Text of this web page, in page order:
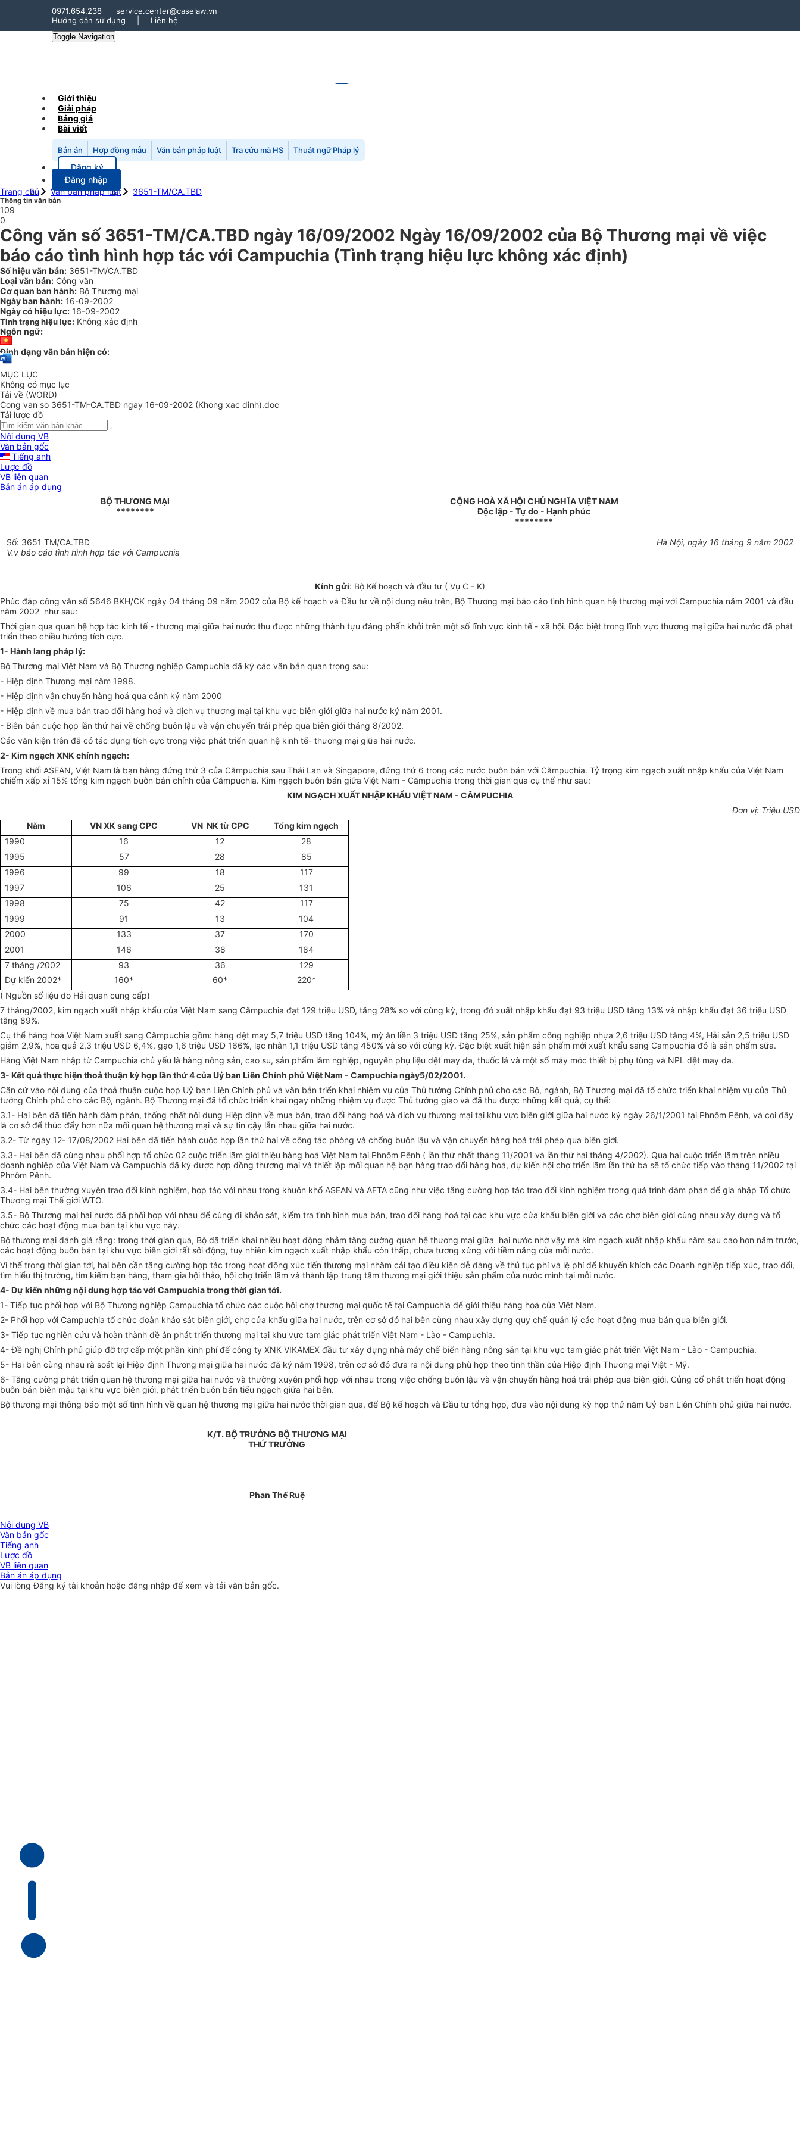
0971.654.238
service.center@caselaw.vn
Hướng dẫn sử dụng
Liên hệ
Toggle Navigation
Giới thiệu
Giải pháp
Bảng giá
Bài viết
Bản án Hợp đồng mẫu Văn bản pháp luật Tra cứu mã HS Thuật ngữ Pháp lý
Đăng ký
Đăng nhập
Trang chủ
Văn bản pháp luật 3651-TM/CA.TBD
Thông tin văn bản
109
0
Công văn số 3651-TM/CA.TBD ngày 16/09/2002 Ngày 16/09/2002 của Bộ Thương mại về việc
báo cáo tình hình hợp tác với Campuchia (Tình trạng hiệu lực không xác định)
Số hiệu văn bản: 3651-TM/CA.TBD
Loại văn bản: Công văn
Cơ quan ban hành: Bộ Thương mại
Ngày ban hành: 16-09-2002
Ngày có hiệu lực: 16-09-2002
Tình trạng hiệu lực: Không xác định
Ngôn ngữ:
Định dạng văn bản hiện có:
MỤC LỤC
Không có mục lục
Tải về (WORD)
Cong van so 3651-TM-CA.TBD ngay 16-09-2002 (Khong xac dinh).doc
Tải lược đồ
Nội dung VB
Văn bản gốc
Tiếng anh
Lược đồ
VB liên quan
Bản án áp dụng
BỘ THƯƠNG MẠI
********
CỘNG HOÀ XÃ HỘI CHỦ NGHĨA VIỆT NAM
Độc lập - Tự do - Hạnh phúc
********
Số: 3651 TM/CA.TBD
V.v báo cáo tình hình hợp tác với Campuchia
Hà Nội, ngày 16 tháng 9 năm 2002
Kính gửi: Bộ Kế hoạch và đầu tư ( Vụ C - K)
Phúc đáp công văn số 5646 BKH/CK ngày 04 tháng 09 năm 2002 của Bộ kế hoạch và Đầu tư về nội dung nêu trên, Bộ Thương mại báo cáo tình hình quan hệ thương mại với Campuchia năm 2001 và đầu
năm 2002 như sau:
Thời gian qua quan hệ hợp tác kinh tế - thương mại giữa hai nước thu được những thành tựu đáng phấn khởi trên một số lĩnh vực kinh tế - xã hội. Đặc biệt trong lĩnh vực thương mại giữa hai nước đã phát
triển theo chiều hướng tích cực.
1- Hành lang pháp lý:
Bộ Thương mại Việt Nam và Bộ Thương nghiệp Campuchia đã ký các văn bản quan trọng sau:
- Hiệp định Thương mại năm 1998.
- Hiệp định vận chuyển hàng hoá qua cảnh ký năm 2000
- Hiệp định về mua bán trao đổi hàng hoá và dịch vụ thương mại tại khu vực biên giới giữa hai nước ký năm 2001.
- Biên bản cuộc họp lần thứ hai về chống buôn lậu và vận chuyển trái phép qua biên giới tháng 8/2002.
Các văn kiện trên đã có tác dụng tích cực trong việc phát triển quan hệ kinh tế- thương mại giữa hai nước.
2- Kim ngạch XNK chính ngạch:
Trong khối ASEAN, Việt Nam là bạn hàng đứng thứ 3 của Cămpuchia sau Thái Lan và Singapore, đứng thứ 6 trong các nước buôn bán với Cămpuchia. Tỷ trọng kim ngạch xuất nhập khẩu của Việt Nam
chiếm xấp xỉ 15% tổng kim ngạch buôn bán chính của Cămpuchia. Kim ngạch buôn bán giữa Việt Nam - Cămpuchia trong thời gian qua cụ thể như sau:
KIM NGẠCH XUẤT NHẬP KHẨU VIỆT NAM - CĂMPUCHIA
Đơn vị: Triệu USD
Năm
VN XK sang CPC VN NK từ CPC
Tổng kim ngạch
1990
16 12
28
1995
57 28
85
1996
99 18
117
1997
106 25
131
1998
75 42
117
1999
91 13
104
2000
133 37
170
2001
146 38
184
7 tháng /2002
Dự kiến 2002*
93
160*
36
60*
129
220*
( Nguồn số liệu do Hải quan cung cấp)
7 tháng/2002, kim ngạch xuất nhập khẩu của Việt Nam sang Cămpuchia đạt 129 triệu USD, tăng 28% so với cùng kỳ, trong đó xuất nhập khẩu đạt 93 triệu USD tăng 13% và nhập khẩu đạt 36 triệu USD
tăng 89%.
Cụ thể hàng hoá Việt Nam xuất sang Cămpuchia gồm: hàng dệt may 5,7 triệu USD tăng 104%, mỳ ăn liền 3 triệu USD tăng 25%, sản phẩm công nghiệp nhựa 2,6 triệu USD tăng 4%, Hải sản 2,5 triệu USD
giảm 2,9%, hoa quả 2,3 triệu USD 6,4%, gạo 1,6 triệu USD 166%, lạc nhân 1,1 triệu USD tăng 450% và so với cùng kỳ. Đặc biệt xuất hiện sản phẩm mới xuất khẩu sang Campuchia đó là sản phẩm sữa.
Hàng Việt Nam nhập từ Campuchia chủ yếu là hàng nông sản, cao su, sản phẩm lâm nghiệp, nguyên phụ liệu dệt may da, thuốc lá và một số máy móc thiết bị phụ tùng và NPL dệt may da.
3- Kết quả thực hiện thoả thuận kỳ họp lần thứ 4 của Uỷ ban Liên Chính phủ Việt Nam - Campuchia ngày5/02/2001.
Căn cứ vào nội dung của thoả thuận cuộc họp Uỷ ban Liên Chính phủ và văn bản triển khai nhiệm vụ của Thủ tướng Chính phủ cho các Bộ, ngành, Bộ Thương mại đã tổ chức triển khai nhiệm vụ của Thủ
tướng Chính phủ cho các Bộ, ngành. Bộ Thương mại đã tổ chức triển khai ngay những nhiệm vụ được Thủ tướng giao và đã thu được những kết quả, cụ thể:
3.1- Hai bên đã tiến hành đàm phán, thống nhất nội dung Hiệp định về mua bán, trao đổi hàng hoá và dịch vụ thương mại tại khu vực biên giới giữa hai nước ký ngày 26/1/2001 tại Phnôm Pênh, và coi đây
là cơ sở để thúc đẩy hơn nữa mối quan hệ thương mại và sự tin cậy lẫn nhau giữa hai nước.
3.2- Từ ngày 12- 17/08/2002 Hai bên đã tiến hành cuộc họp lần thứ hai về công tác phòng và chống buôn lậu và vận chuyển hàng hoá trái phép qua biên giới.
3.3- Hai bên đã cùng nhau phối hợp tổ chức 02 cuộc triển lãm giới thiệu hàng hoá Việt Nam tại Phnôm Pênh ( lần thứ nhất tháng 11/2001 và lần thứ hai tháng 4/2002). Qua hai cuộc triển lãm trên nhiều
doanh nghiệp của Việt Nam và Campuchia đã ký được hợp đồng thương mại và thiết lập mối quan hệ bạn hàng trao đổi hàng hoá, dự kiến hội chợ triển lãm lần thứ ba sẽ tổ chức tiếp vào tháng 11/2002 tại
Phnôm Pênh.
3.4- Hai bên thường xuyên trao đổi kinh nghiệm, hợp tác với nhau trong khuôn khổ ASEAN và AFTA cũng như việc tăng cường hợp tác trao đổi kinh nghiệm trong quá trình đàm phán để gia nhập Tổ chức
Thương mại Thế giới WTO.
3.5- Bộ Thương mại hai nước đã phối hợp với nhau để cùng đi khảo sát, kiểm tra tình hình mua bán, trao đổi hàng hoá tại các khu vực cửa khẩu biên giới và các chợ biên giới cùng nhau xây dựng và tổ
chức các hoạt động mua bán tại khu vực này.
Bộ thương mại đánh giá rằng: trong thời gian qua, Bộ đã triển khai nhiều hoạt động nhằm tăng cường quan hệ thương mại giữa hai nước nhờ vậy mà kim ngạch xuất nhập khẩu năm sau cao hơn năm trước,
các hoạt động buôn bán tại khu vực biên giới rất sôi động, tuy nhiên kim ngạch xuất nhập khẩu còn thấp, chưa tương xứng với tiềm năng của mỗi nước.
Vì thế trong thời gian tới, hai bên cần tăng cường hợp tác trong hoạt động xúc tiến thương mại nhằm cải tạo điều kiện dễ dàng về thủ tục phí và lệ phí để khuyến khích các Doanh nghiệp tiếp xúc, trao đổi,
tìm hiểu thị trường, tìm kiếm bạn hàng, tham gia hội thảo, hội chợ triển lãm và thành lập trung tâm thương mại giới thiệu sản phẩm của nước mình tại mỗi nước.
4- Dự kiến những nội dung hợp tác với Campuchia trong thời gian tới.
1- Tiếp tục phối hợp với Bộ Thương nghiệp Campuchia tổ chức các cuộc hội chợ thương mại quốc tế tại Campuchia để giới thiệu hàng hoá của Việt Nam.
2- Phối hợp với Campuchia tổ chức đoàn khảo sát biên giới, chợ cửa khẩu giữa hai nước, trên cơ sở đó hai bên cùng nhau xây dựng quy chế quản lý các hoạt động mua bán qua biên giới.
3- Tiếp tục nghiên cứu và hoàn thành đề án phát triển thương mại tại khu vực tam giác phát triển Việt Nam - Lào - Campuchia.
4- Đề nghị Chính phủ giúp đỡ trợ cấp một phần kinh phí để công ty XNK VIKAMEX đầu tư xây dựng nhà máy chế biến hàng nông sản tại khu vực tam giác phát triển Việt Nam - Lào - Campuchia.
5- Hai bên cùng nhau rà soát lại Hiệp định Thương mại giữa hai nước đã ký năm 1998, trên cơ sở đó đưa ra nội dung phù hợp theo tinh thần của Hiệp định Thương mại Việt - Mỹ.
6- Tăng cường phát triển quan hệ thương mại giữa hai nước và thường xuyên phối hợp với nhau trong việc chống buôn lậu và vận chuyển hàng hoá trái phép qua biên giới. Củng cố phát triển hoạt động
buôn bán biên mậu tại khu vực biên giới, phát triển buôn bán tiểu ngạch giữa hai bên.
Bộ thương mại thông báo một số tình hình về quan hệ thương mại giữa hai nước thời gian qua, để Bộ kế hoạch và Đầu tư tổng hợp, đưa vào nội dung kỳ họp thứ năm Uỷ ban Liên Chính phủ giữa hai nước.
K/T. BỘ TRƯỞNG BỘ THƯƠNG MẠI
THỨ TRƯỞNG
Phan Thế Ruệ
Nội dung VB
Văn bản gốc
Tiếng anh
Lược đồ
VB liên quan
Bản án áp dụng
Vui lòngĐăng ký tài khoản hoặc đăng nhập để xem và tải văn bản gốc.